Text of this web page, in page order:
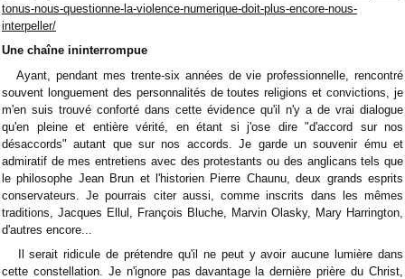
tonus-nous-questionne-la-violence-numerique-doit-plus-encore-nous-
interpeller/
Une chaîne ininterrompue
Ayant, pendant mes trente-six années de vie professionnelle, rencontré
souvent longuement des personnalités de toutes religions et convictions, je
m'en suis trouvé conforté dans cette évidence qu'il n'y a de vrai dialogue
qu'en pleine et entière vérité, en étant si j'ose dire "d'accord sur nos
désaccords" autant que sur nos accords. Je garde un souvenir ému et
admiratif de mes entretiens avec des protestants ou des anglicans tels que
le philosophe Jean Brun et l'historien Pierre Chaunu, deux grands esprits
conservateurs. Je pourrais citer aussi, comme inscrits dans les mêmes
traditions, Jacques Ellul, François Bluche, Marvin Olasky, Mary Harrington,
d'autres encore...
Il serait ridicule de prétendre qu'il ne peut y avoir aucune lumière dans
cette constellation. Je n'ignore pas davantage la dernière prière du Christ,